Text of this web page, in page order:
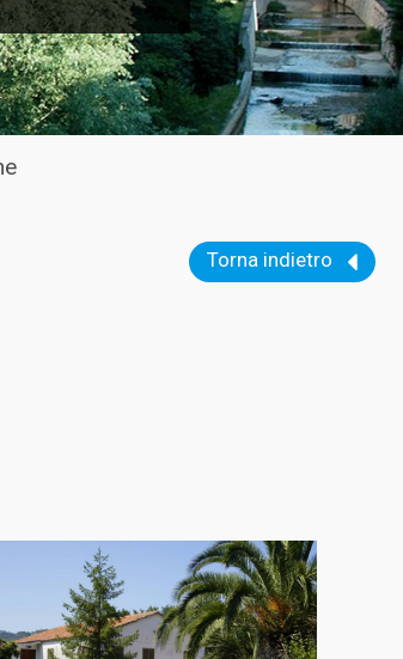
Torna indietro